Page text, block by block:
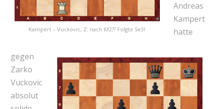
Kampert – Vuckovic, Z: nach Kf2?? Folgte Se3!
Andreas
Kampert
hatte
gegen
Zarko
Vuckovic
absolut